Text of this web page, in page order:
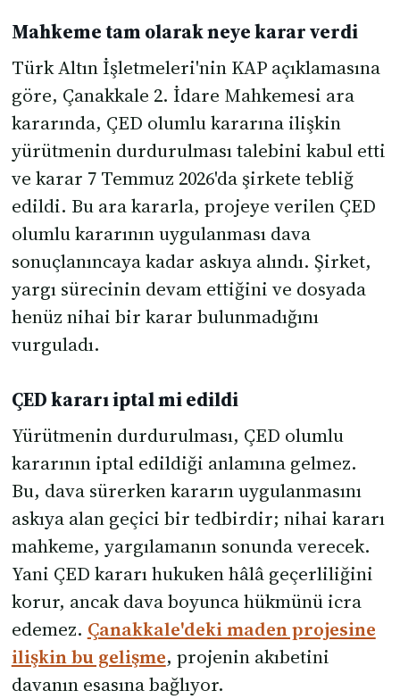
Mahkeme tam olarak neye karar verdi
Türk Altın İşletmeleri'nin KAP açıklamasına
göre, Çanakkale 2. İdare Mahkemesi ara
kararında, ÇED olumlu kararına ilişkin
yürütmenin durdurulması talebini kabul etti
ve karar 7 Temmuz 2026'da şirkete tebliğ
edildi. Bu ara kararla, projeye verilen ÇED
olumlu kararının uygulanması dava
sonuçlanıncaya kadar askıya alındı. Şirket,
yargı sürecinin devam ettiğini ve dosyada
henüz nihai bir karar bulunmadığını
vurguladı.
ÇED kararı iptal mi edildi
Yürütmenin durdurulması, ÇED olumlu
kararının iptal edildiği anlamına gelmez.
Bu, dava sürerken kararın uygulanmasını
askıya alan geçici bir tedbirdir; nihai kararı
mahkeme, yargılamanın sonunda verecek.
Yani ÇED kararı hukuken hâlâ geçerliliğini
korur, ancak dava boyunca hükmünü icra
edemez. Çanakkale'deki maden projesine
ilişkin bu gelişme, projenin akıbetini
davanın esasına bağlıyor.